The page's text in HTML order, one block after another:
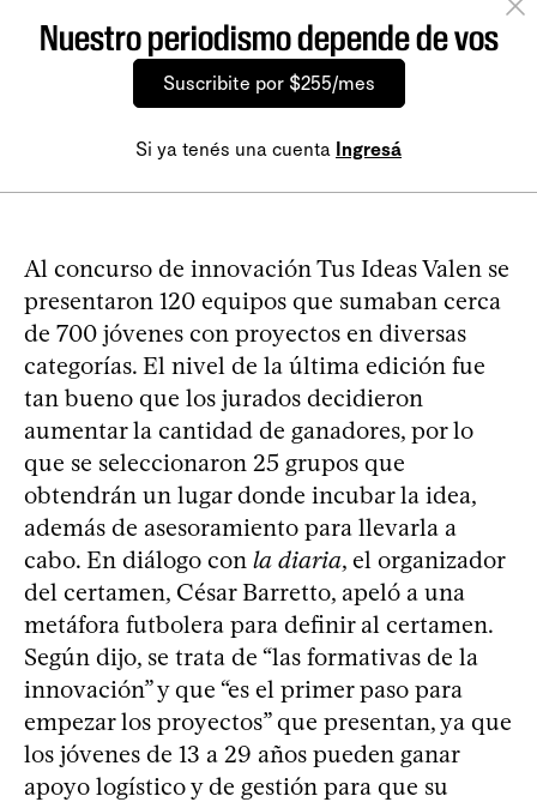
Nuestro periodismo depende de vos
Suscribite por $255/mes
Si ya tenés una cuenta Ingresá
Al concurso de innovación Tus Ideas Valen se
presentaron 120 equipos que sumaban cerca
de 700 jóvenes con proyectos en diversas
categorías. El nivel de la última edición fue
tan bueno que los jurados decidieron
aumentar la cantidad de ganadores, por lo
que se seleccionaron 25 grupos que
obtendrán un lugar donde incubar la idea,
además de asesoramiento para llevarla a
cabo. En diálogo con la diaria, el organizador
del certamen, César Barretto, apeló a una
metáfora futbolera para definir al certamen.
Según dijo, se trata de “las formativas de la
innovación” y que “es el primer paso para
empezar los proyectos” que presentan, ya que
los jóvenes de 13 a 29 años pueden ganar
apoyo logístico y de gestión para que su